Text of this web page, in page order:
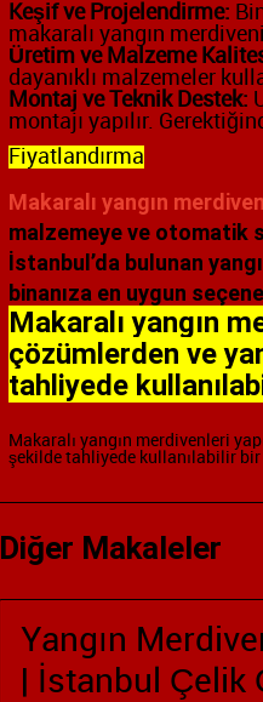
Keşif ve Projelendirme:
makaralı yangın
Üretim ve Malzeme
dayanıklı malzemeler
Montaj ve Teknik Destek:
montajı yapılır.
Fiyatlandırma
Makaralı yangın
malzemeye ve otomatik
İstanbul’da bulunan
binanıza en uygun
Makaralı yangın
çözümlerden ve
tahliyede
Makaralı yangın merdivenleri
şekilde tahliyede kullanılabilir
Diğer Makaleler
Yangın
| İstanbul Çelik